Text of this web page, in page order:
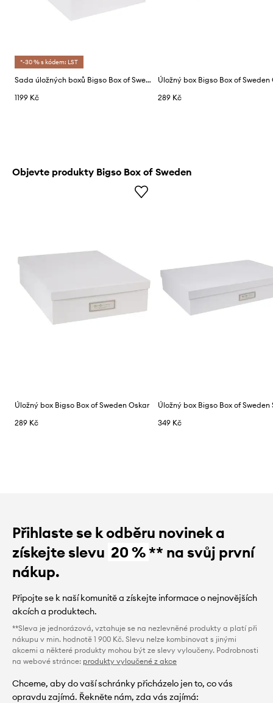
*-30 % s kódem: LST
Sada úložných boxů Bigso Box of Sweden Inge (3-pack)
1199 Kč
Úložný box Bigso Box of Sweden
289 Kč
Objevte produkty Bigso Box of Sweden
Úložný box Bigso Box of Sweden Oskar
289 Kč
349 Kč
Přihlaste se k odběru novinek a
získejte slevu 20 %** na svůj první
nákup.
Připojte se k naší komunitě a získejte informace o nejnovějších
akcích a produktech.
**Sleva je jednorázová, vztahuje se na nezlevněné produkty a platí při
nákupu v min. hodnotě 1 900 Kč. Slevu nelze kombinovat s jinými
akcemi a některé produkty mohou být ze slevy vyloučeny. Podrobnosti
na webové stránce: produkty vyloučené z akce
Chceme, aby do vaší schránky přicházelo jen to, co vás
opravdu zajímá. Řekněte nám, zda vás zajímá: